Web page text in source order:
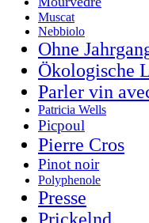
Muscat
Nebbiolo
Ohne
Ökologische
Parler vin
Patricia Wells
Picpoul
Pierre Cros
Pinot noir
Polyphenole
Presse
Prickelnd